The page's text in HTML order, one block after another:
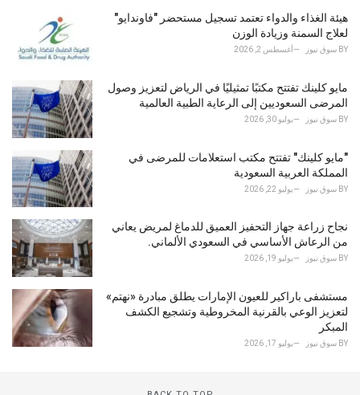
:هيئة الغذاء والدواء تعتمد تسجيل مستحضر "فاوندايو"
لعلاج السمنة وزيادة الوزن
BY سوق نيوز أغسطس 2, 2026
مايو كلينك تفتتح مكتبًا تمثيليًا في الرياض لتعزيز وصول
المرضى السعوديين إلى الرعاية الطبية العالمية
BY سوق نيوز يوليو 30, 2026
"مايو كلينك" تفتتح مكتب استعلامات للمرضى في
المملكة العربية السعودية
BY سوق نيوز يوليو 22, 2026
نجاح زراعة جهاز التحفيز العميق للدماغ لمريض يعاني
من الرعاش الأساسي في السعودي الألماني.
BY سوق نيوز يوليو 19, 2026
مستشفى باراكير للعيون الإمارات يطلق مبادرة «نهتم»
لتعزيز الوعي بالقرنية المخروطية وتشجيع الكشف
المبكر
BY سوق نيوز يوليو 17, 2026